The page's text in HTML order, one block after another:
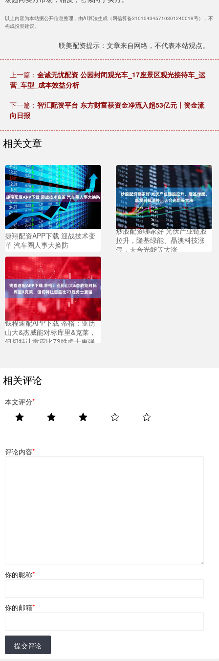
以上内容为本站据公开信息整理，由AI算法生成（网信算备310104345710301240019号），不
构成投资建议。
联美配资提示：文章来自网络，不代表本站观点。
上一篇： 金诚无忧配资 公园封闭观光车_17座景区观光接待车_运
营_车型_成本效益分析
下一篇： 智汇配资平台 东方财富获资金净流入超53亿元丨资金流
向日报
相关文章
捷翔配资APP下载 迎战技术变
革 汽车圈人事大换防
炒股配资哪家好 光伏产业链股
拉升，隆基绿能、晶澳科技涨
停，天合光能等大涨
钱程速配APP下载 蒂格：亚历
山大&杰威能对标库里&克莱，
但切特让雷霆比73胜勇士更强
相关评论
本文评分*
评论内容*
你的昵称*
你的邮箱*
提交评论